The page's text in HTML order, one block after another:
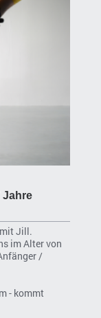
Jahre
Jill.
im Alter von
/
- kommt